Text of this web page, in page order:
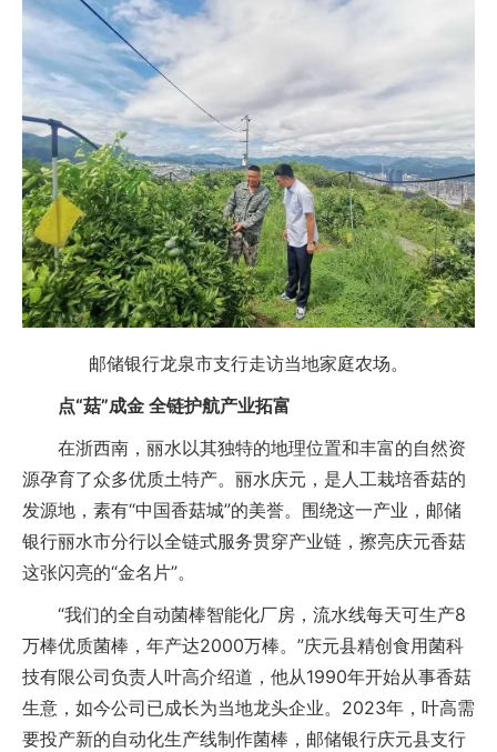
邮储银行龙泉市支行走访当地家庭农场。
点“菇”成金 全链护航产业拓富
在浙西南，丽水以其独特的地理位置和丰富的自然资
源孕育了众多优质土特产。丽水庆元，是人工栽培香菇的
发源地，素有“中国香菇城”的美誉。围绕这一产业，邮储
银行丽水市分行以全链式服务贯穿产业链，擦亮庆元香菇
这张闪亮的“金名片”。
“我们的全自动菌棒智能化厂房，流水线每天可生产8
万棒优质菌棒，年产达2000万棒。”庆元县精创食用菌科
技有限公司负责人叶高介绍道，他从1990年开始从事香菇
生意，如今公司已成长为当地龙头企业。2023年，叶高需
要投产新的自动化生产线制作菌棒，邮储银行庆元县支行